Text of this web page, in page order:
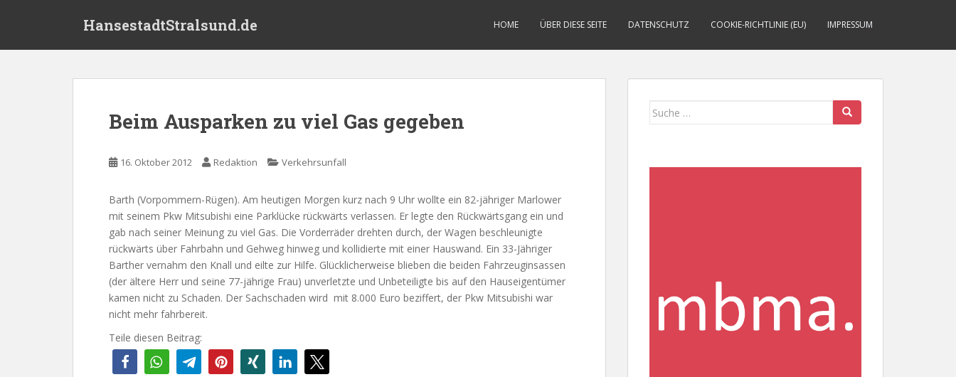
HansestadtStralsund.de HOME ÜBER DIESE SEITE DATENSCHUTZ COOKIE-RICHTLINIE (EU) IMPRESSUM
Beim Ausparken zu viel Gas gegeben
16. Oktober 2012 Redaktion Verkehrsunfall
Barth (Vorpommern-Rügen). Am heutigen Morgen kurz nach 9 Uhr wollte ein 82-jähriger Marlower
mit seinem Pkw Mitsubishi eine Parklücke rückwärts verlassen. Er legte den Rückwärtsgang ein und
gab nach seiner Meinung zu viel Gas. Die Vorderräder drehten durch, der Wagen beschleunigte
rückwärts über Fahrbahn und Gehweg hinweg und kollidierte mit einer Hauswand. Ein 33-Jähriger
Barther vernahm den Knall und eilte zur Hilfe. Glücklicherweise blieben die beiden Fahrzeuginsassen
(der ältere Herr und seine 77-jährige Frau) unverletzte und Unbeteiligte bis auf den Hauseigentümer
kamen nicht zu Schaden. Der Sachschaden wird mit 8.000 Euro beziffert, der Pkw Mitsubishi war
nicht mehr fahrbereit.
Teile diesen Beitrag:
Suche